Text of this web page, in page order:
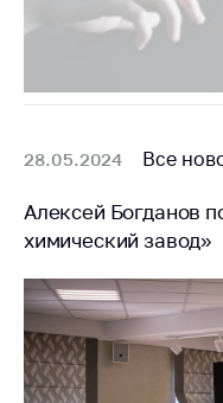
28.05.2024 Все
Алексей Богданов
химический завод»